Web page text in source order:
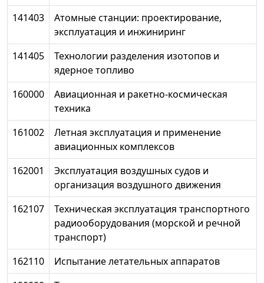
141403
Атомные станции: проектирование,
эксплуатация и инжиниринг
141405
Технологии разделения изотопов и
ядерное топливо
160000
Авиационная и ракетно-космическая
техника
161002
Летная эксплуатация и применение
авиационных комплексов
162001
Эксплуатация воздушных судов и
организация воздушного движения
162107
Техническая эксплуатация транспортного
радиооборудования (морской и речной
транспорт)
162110
Испытание летательных аппаратов